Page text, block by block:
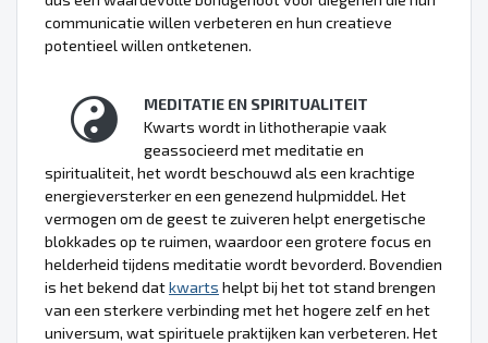
communicatie willen verbeteren en hun creatieve
potentieel willen ontketenen.
MEDITATIE EN SPIRITUALITEIT
Kwarts wordt in lithotherapie vaak
geassocieerd met meditatie en
spiritualiteit, het wordt beschouwd als een krachtige
energieversterker en een genezend hulpmiddel. Het
vermogen om de geest te zuiveren helpt energetische
blokkades op te ruimen, waardoor een grotere focus en
helderheid tijdens meditatie wordt bevorderd. Bovendien
is het bekend datkwarts helpt bij het tot stand brengen
van een sterkere verbinding met het hogere zelf en het
universum, wat spirituele praktijken kan verbeteren. Het